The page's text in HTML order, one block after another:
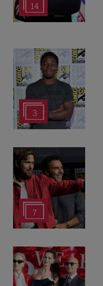
14
3
7